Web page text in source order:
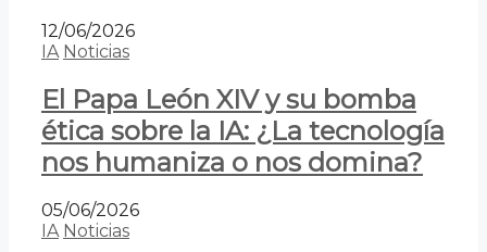
12/06/2026
IA Noticias
El Papa León XIV y su bomba
ética sobre la IA: ¿La tecnología
nos humaniza o nos domina?
05/06/2026
IA Noticias